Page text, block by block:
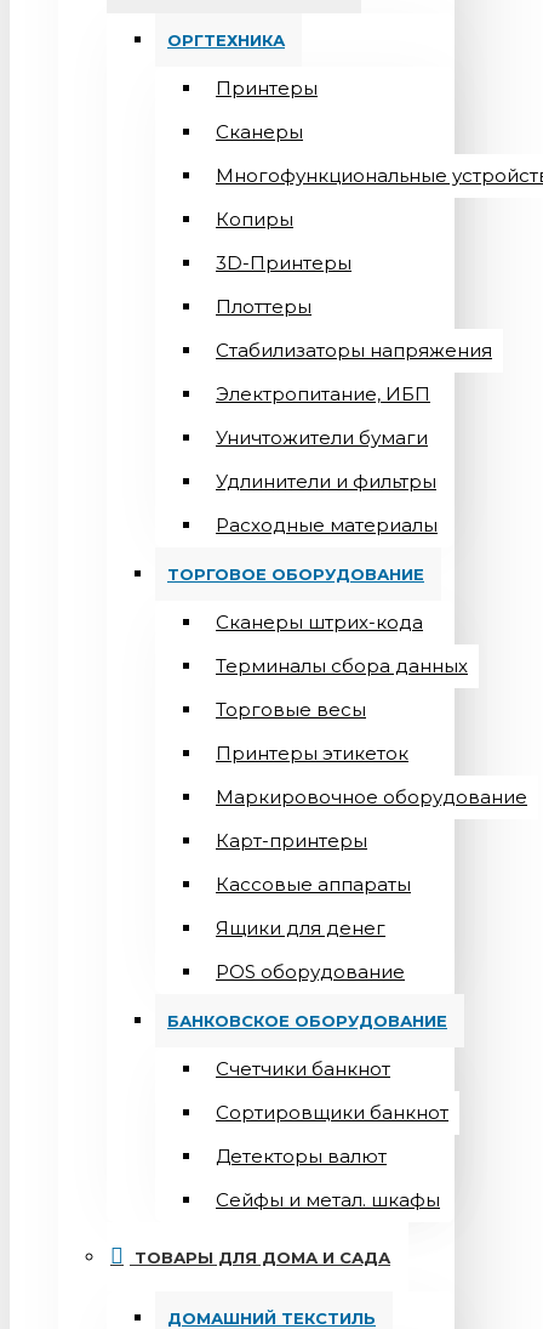
ОРГТЕХНИКА
Принтеры
Сканеры
Многофункциональные
Копиры
3D-Принтеры
Плоттеры
Стабилизаторы напряжения
Электропитание, ИБП
Уничтожители бумаги
Удлинители и фильтры
Расходные материалы
ТОРГОВОЕ ОБОРУДОВАНИЕ
Сканеры штрих-кода
Терминалы сбора данных
Торговые весы
Принтеры этикеток
Маркировочное оборудование
Карт-принтеры
Кассовые аппараты
Ящики для денег
POS оборудование
БАНКОВСКОЕ ОБОРУДОВАНИЕ
Счетчики банкнот
Сортировщики банкнот
Детекторы валют
Сейфы и метал. шкафы
ТОВАРЫ ДЛЯ ДОМА И САДА
ДОМАШНИЙ ТЕКСТИЛЬ